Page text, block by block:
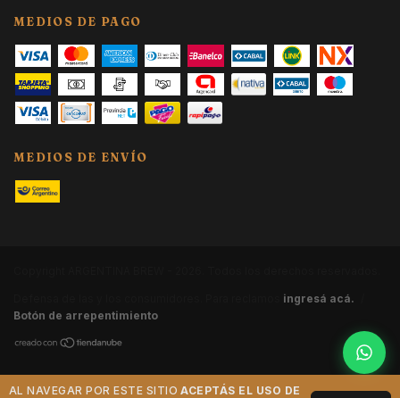
AL NAVEGAR POR ESTE SITIOACEPTÁS EL USO DE
MEDIOS DE PAGO
MEDIOS DE ENVÍO
ingresá acá.
Botón de arrepentimiento